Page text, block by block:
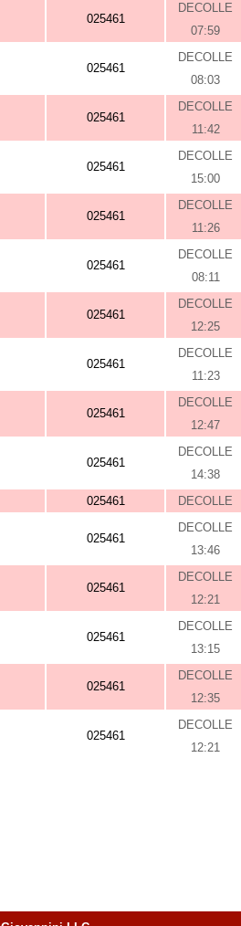
025461
DECOLLE
07:59
025461
DECOLLE
08:03
025461
DECOLLE
11:42
025461
DECOLLE
15:00
025461
DECOLLE
11:26
025461
DECOLLE
08:11
025461
DECOLLE
12:25
025461
DECOLLE
11:23
025461
DECOLLE
12:47
025461
DECOLLE
14:38
025461 DECOLLE
025461
DECOLLE
13:46
025461
DECOLLE
12:21
025461
DECOLLE
13:15
025461
DECOLLE
12:35
025461
DECOLLE
12:21